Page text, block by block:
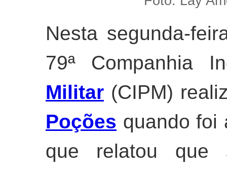
Nesta segunda-
79ª Companhia
Militar (CIPM)
Poções quando foi
que relatou que